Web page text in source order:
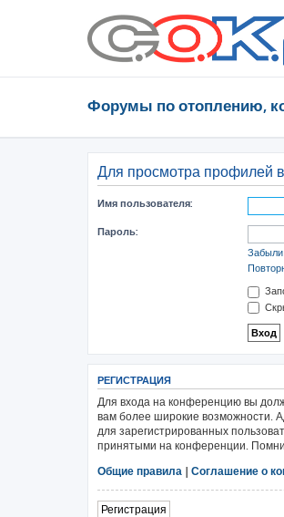
Форумы по отоплению,
Для просмотра профилей
Имя пользователя:
Пароль:
Забыли
РЕГИСТРАЦИЯ
Для входа на конференцию вы
вам более широкие возможности.
для зарегистрированных
принятыми на конференции.
Общие правила | Соглашение о
Регистрация